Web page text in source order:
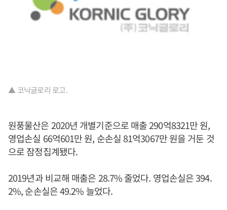
▲ 코닉글로리 로고.
원풍물산은 2020년 개별기준으로 매출 290억8321만 원,
영업손실 66억601만 원, 순손실 81억3067만 원을 거둔 것
으로 잠정집계됐다.
2019년과 비교해 매출은 28.7% 줄었다. 영업손실은 394.
2%, 순손실은 49.2% 늘었다.